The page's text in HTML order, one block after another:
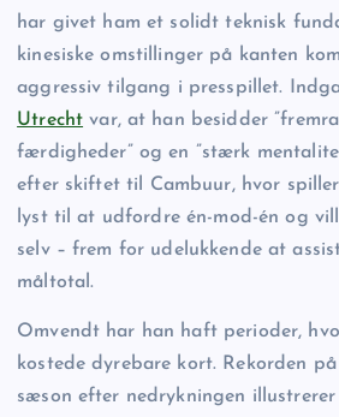
har givet ham et solidt teknisk
kinesiske omstillinger på kanten
aggressiv tilgang i presspillet.
Utrecht var, at han besidder
færdigheder” og en ”stærk
efter skiftet til Cambuur, hvor
lyst til at udfordre én-mod-én og
selv – frem for udelukkende at
måltotal.
Omvendt har han haft perioder,
kostede dyrebare kort. Rekorden
sæson efter nedrykningen